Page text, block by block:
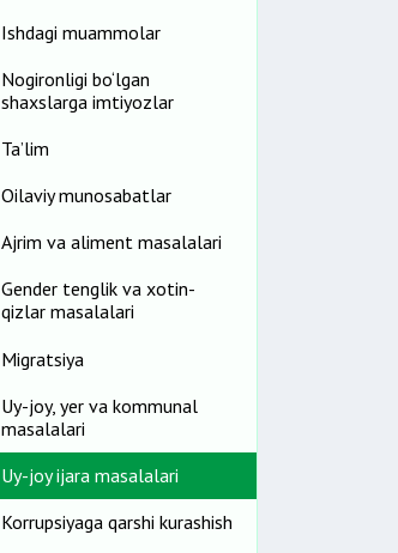
Ishdagi muammolar
Nogironligi bo‘lgan
shaxslarga imtiyozlar
Ta’lim
Oilaviy munosabatlar
Ajrim va aliment masalalari
Gender tenglik va xotin-
qizlar masalalari
Migratsiya
Uy-joy, yer va kommunal
masalalari
Uy-joy ijara masalalari
Korrupsiyaga qarshi kurashish